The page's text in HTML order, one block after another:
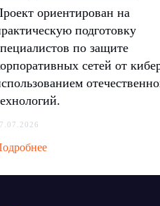
ориентирован на
подготовку
по защите
сетей от
Прошлые ревизии ПАК